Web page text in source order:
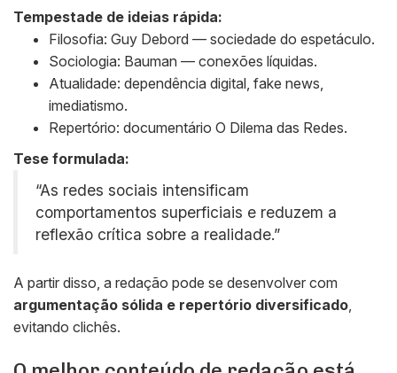
Tempestade de ideias rápida:
Filosofia: Guy Debord — sociedade do espetáculo.
Sociologia: Bauman — conexões líquidas.
Atualidade: dependência digital, fake news,
imediatismo.
Repertório: documentário O Dilema das Redes.
Tese formulada:
“As redes sociais intensificam
comportamentos superficiais e reduzem a
reflexão crítica sobre a realidade.”
A partir disso, a redação pode se desenvolver com
argumentação sólida e repertório diversificado,
evitando clichês.